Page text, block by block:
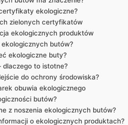
ekologiczne?
zielonych certyfikatów
ekologicznych produktów
butów?
ekologiczne buty?
dlaczego to istotne?
do ochrony środowiska?
obuwia ekologicznego
butów?
z noszenia ekologicznych butów?
o ekologicznych produktach?